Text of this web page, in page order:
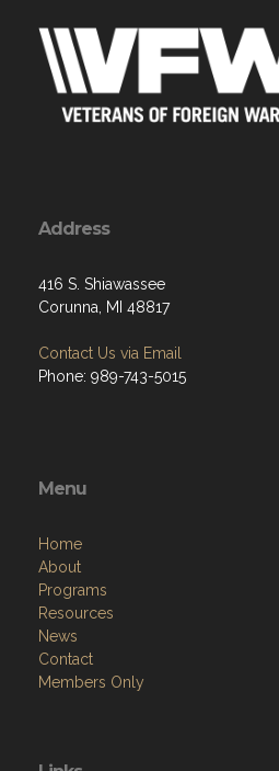
Address
416 S. Shiawassee
Corunna, MI 48817
Contact Us via Email
Phone: 989-743-5015
Menu
Home
About
Programs
Resources
News
Contact
Members Only